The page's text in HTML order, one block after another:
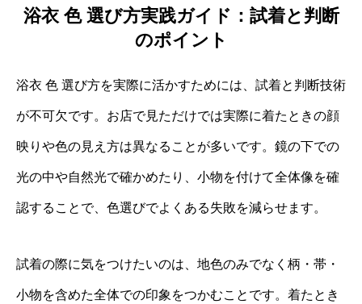
浴衣 色 選び方実践ガイド：試着と判断
のポイント
浴衣 色 選び方を実際に活かすためには、試着と判断技術
が不可欠です。お店で見ただけでは実際に着たときの顔
映りや色の見え方は異なることが多いです。鏡の下での
光の中や自然光で確かめたり、小物を付けて全体像を確
認することで、色選びでよくある失敗を減らせます。
試着の際に気をつけたいのは、地色のみでなく柄・帯・
小物を含めた全体での印象をつかむことです。着たとき